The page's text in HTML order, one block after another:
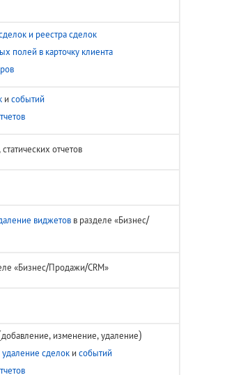
и реестра сделок
полей в карточку клиента
и событий
отчетов
виджетов в разделе «Бизнес/
«Бизнес/Продажи/CRM»
изменение, удаление)
сделок и событий